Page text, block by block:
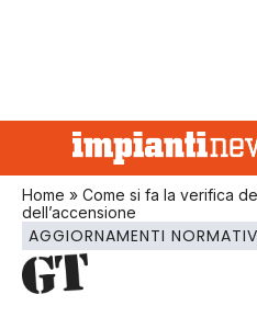
Home » Come si fa la verifica
dell’accensione
AGGIORNAMENTI